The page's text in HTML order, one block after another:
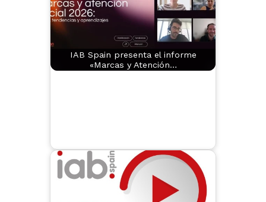
IAB Spain presenta el informe
«Marcas y Atención…